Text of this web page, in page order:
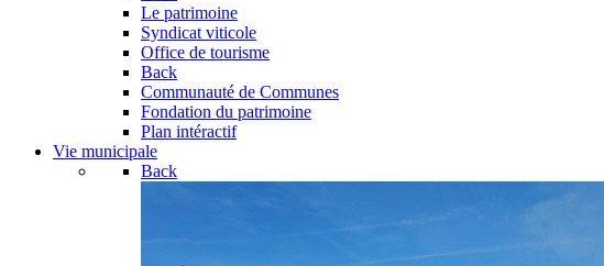
Le patrimoine
Syndicat viticole
Office de tourisme
Back
Communauté de Communes
Fondation du patrimoine
Plan intéractif
Vie municipale
Back